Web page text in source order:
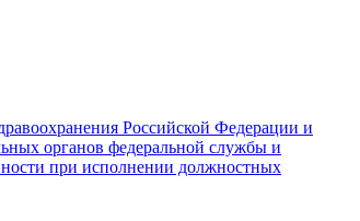
Российской Федерации и
органов федеральной службы и
при исполнении должностных